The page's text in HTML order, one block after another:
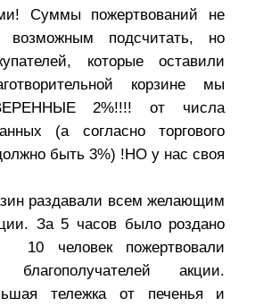
Суммы пожертвований не
возможным подсчитать, но
которые оставили
корзине мы
2%!!!! от числа
(а согласно торгового
быть 3%) !НО у нас своя
раздавали всем желающим
За 5 часов было роздано
человек пожертвовали
акции.
тележка от печенья и